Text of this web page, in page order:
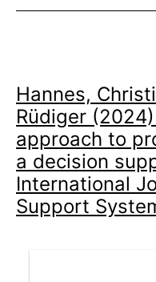
Hannes,
Rüdiger
approach to
a decision
International
Support